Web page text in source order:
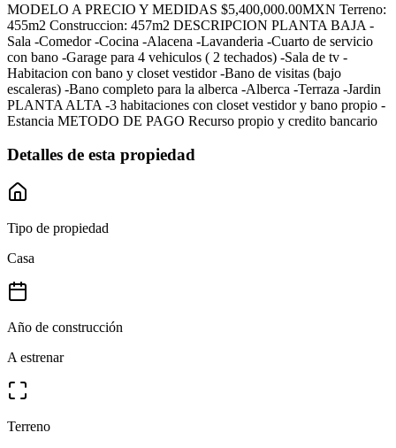
MODELO A PRECIO Y MEDIDAS $5,400,000.00MXN Terreno:
455m2 Construccion: 457m2 DESCRIPCION PLANTA BAJA -
Sala -Comedor -Cocina -Alacena -Lavanderia -Cuarto de servicio
con bano -Garage para 4 vehiculos ( 2 techados) -Sala de tv -
Habitacion con bano y closet vestidor -Bano de visitas (bajo
escaleras) -Bano completo para la alberca -Alberca -Terraza -Jardin
PLANTA ALTA -3 habitaciones con closet vestidor y bano propio -
Estancia METODO DE PAGO Recurso propio y credito bancario
Detalles de esta propiedad
Tipo de propiedad
Casa
Año de construcción
A estrenar
Terreno